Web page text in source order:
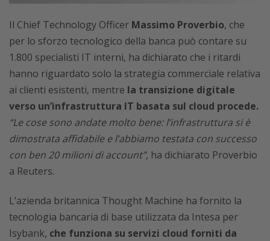
Il Chief Technology Officer Massimo Proverbio, che
per lo sforzo tecnologico della banca può contare su
1.800 specialisti IT interni, ha dichiarato che i ritardi
hanno riguardato solo la strategia commerciale relativa
ai clienti esistenti, mentre la transizione digitale
verso un’infrastruttura IT basata sul cloud procede.
“Le cose sono andate molto bene: l’infrastruttura si è
dimostrata affidabile e l’abbiamo testata con successo
con ben 20 milioni di account”, ha dichiarato Proverbio
a Reuters.
L’azienda britannica Thought Machine ha fornito la
tecnologia bancaria di base utilizzata da Intesa per
Isybank, che funziona su servizi cloud forniti da